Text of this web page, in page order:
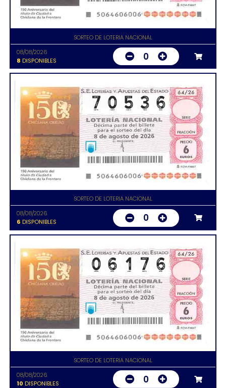
SORTEO DE LOTERIA NACIONAL
08/08/2026
8 DISPONIBLES 0
SORTEO DE LOTERIA NACIONAL
08/08/2026
6 DISPONIBLES 0
SORTEO DE LOTERIA NACIONAL
08/08/2026
10 DISPONIBLES 0